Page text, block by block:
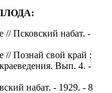
// Псковский набат. -
// Познай свой край :
Вып. 4. -
набат. - 1929. - 8